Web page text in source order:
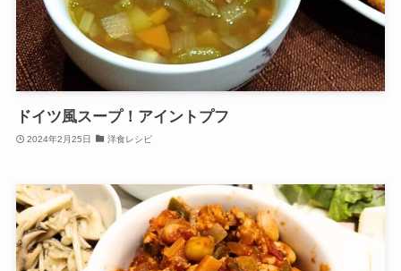
ドイツ風スープ！アイントプフ
2024年2月25日 洋食レシピ